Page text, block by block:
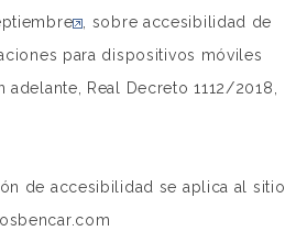
, sobre accesibilidad de
para dispositivos móviles
Real Decreto 1112/2018,
de accesibilidad se aplica al sitio